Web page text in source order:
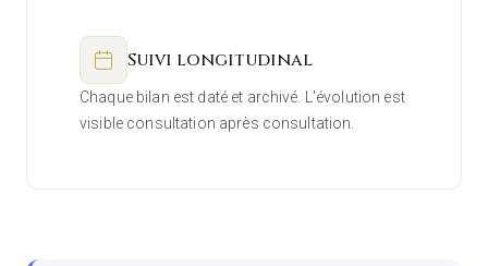
Suivi longitudinal
Chaque bilan est daté et archivé. L'évolution est
visible consultation après consultation.